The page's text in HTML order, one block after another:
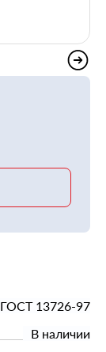
ГОСТ 13726-97
В наличии